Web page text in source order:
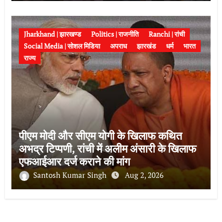
Jharkhand | झारखण्ड Politics | राजनीति
Ranchi | रांची
Social Media | सोशल मिडिया
अपराध झारखंड धर्म
भारत
राज्य
पीएम मोदी और सीएम योगी के खिलाफ कथित
अभद्र टिप्पणी, रांची में अलीम अंसारी के खिलाफ
एफआईआर दर्ज कराने की मांग
Santosh Kumar Singh Aug 2, 2026